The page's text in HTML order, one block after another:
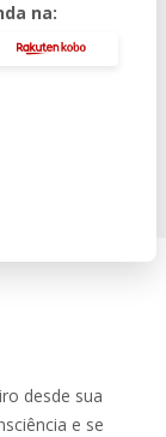
na:
desde sua
e se